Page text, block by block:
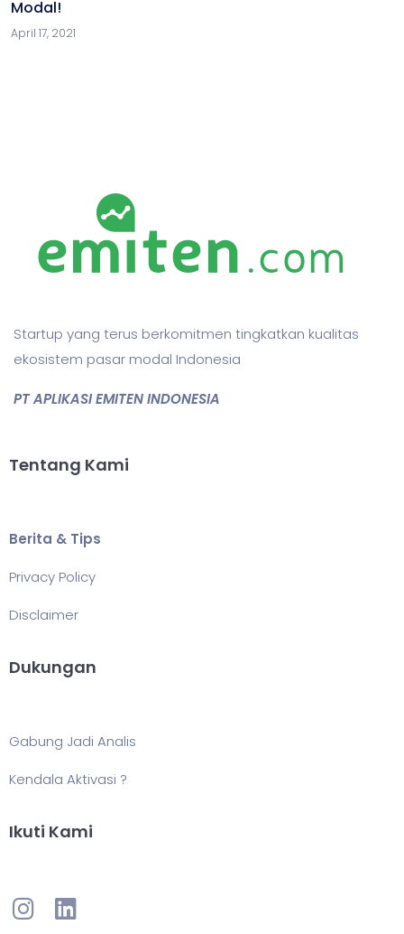
Modal!
April 17, 2021
Startup yang terus berkomitmen tingkatkan kualitas
ekosistem pasar modal Indonesia
PT APLIKASI EMITEN INDONESIA
Tentang Kami
Berita & Tips
Privacy Policy
Disclaimer
Dukungan
Gabung Jadi Analis
Kendala Aktivasi ?
Ikuti Kami